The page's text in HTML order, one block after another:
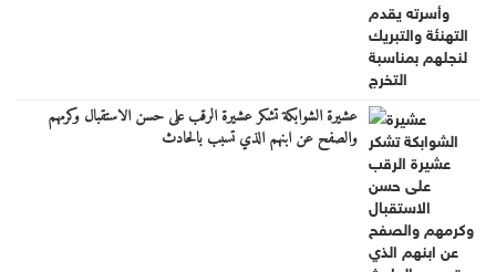
عشيرة الشوابكة تشكر عشيرة الرقب على حسن الاستقبال وكرمهم
والصفح عن ابنهم الذي تسبب بالحادث